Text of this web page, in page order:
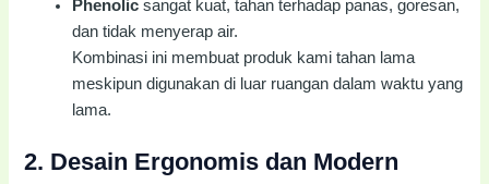
Phenolic sangat kuat, tahan terhadap panas, goresan,
dan tidak menyerap air.
Kombinasi ini membuat produk kami tahan lama
meskipun digunakan di luar ruangan dalam waktu yang
lama.
2. Desain Ergonomis dan Modern